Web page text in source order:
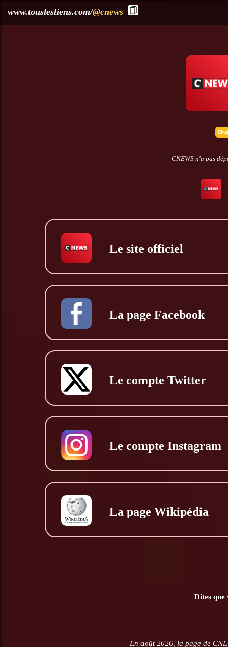
www.touslesliens.com/@cnews
CNEWS n'a pas
Le site officiel
La page Facebook
Le compte Twitter
Le compte Instagram
La page Wikipédia
Dites que
En août 2026, la page de